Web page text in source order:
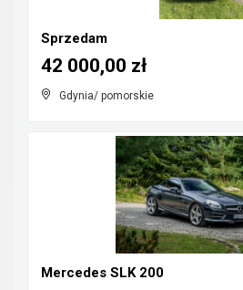
Sprzedam
Gdynia/ pomorskie
42 000,00 zł
Mercedes SLK 200